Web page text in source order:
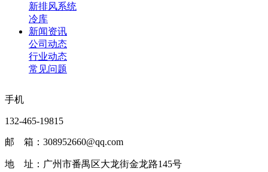
新排风系统
冷库
新闻资讯
公司动态
行业动态
常见问题
手机
132-465-19815
邮 箱：308952660@qq.com
地 址：广州市番禺区大龙街金龙路145号